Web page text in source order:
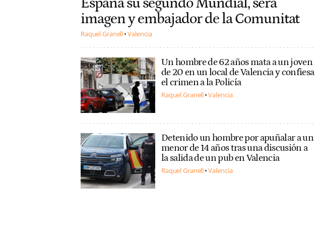
imagen y embajador de la Comunitat
Raquel Granell Valencia
Un hombre de 62 años mata a un joven
de 20 en un local de Valencia y confiesa
el crimen a la Policía
Raquel Granell Valencia
Detenido un hombre por apuñalar a un
menor de 14 años tras una discusión a
la salida de un pub en Valencia
Raquel Granell Valencia